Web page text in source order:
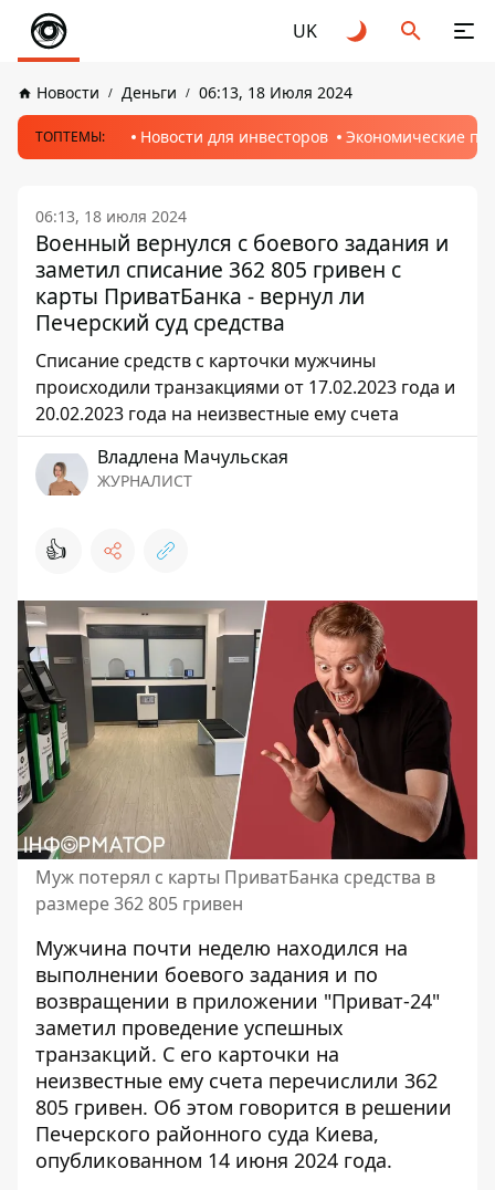
UK
Новости Деньги 06:13, 18 Июля 2024
ТОПТЕМЫ: Новости для инвесторов Экономические
06:13, 18 июля 2024
Военный вернулся с боевого задания и
заметил списание 362 805 гривен с
карты ПриватБанка - вернул ли
Печерский суд средства
Списание средств с карточки мужчины
происходили транзакциями от 17.02.2023 года и
20.02.2023 года на неизвестные ему счета
Владлена Мачульская
ЖУРНАЛИСТ
👍
Муж потерял с карты ПриватБанка средства в
размере 362 805 гривен
Мужчина почти неделю находился на
выполнении боевого задания и по
возвращении в приложении "Приват-24"
заметил проведение успешных
транзакций. С его карточки на
неизвестные ему счета перечислили 362
805 гривен. Об этом говорится в решении
Печерского районного суда Киева,
опубликованном 14 июня 2024 года.